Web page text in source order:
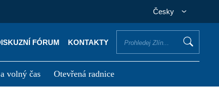
Česky
FÓRUM KONTAKTY
volný čas Otevřená radnice